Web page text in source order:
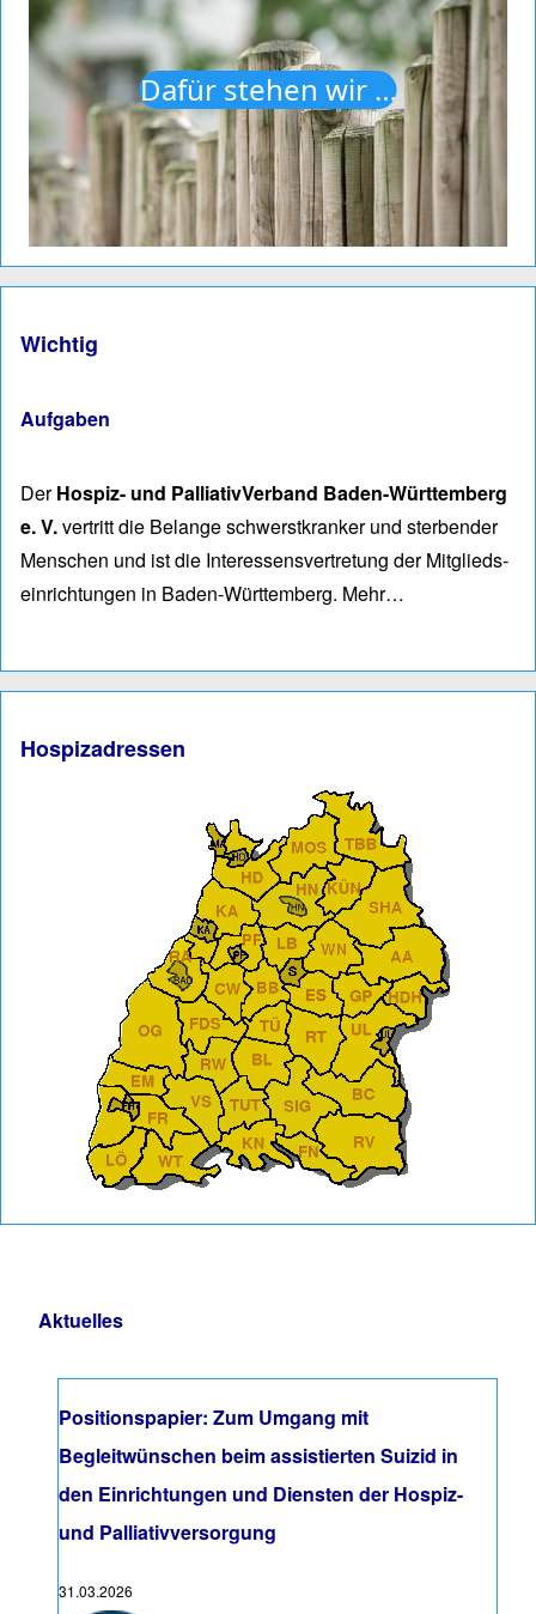
Dafür stehen wir …
Wichtig
Aufgaben
DerHospiz- und PalliativVerband Baden-Württemberg
e. V.vertritt die Belan­ge schwerst­kranker und ster­ben­der
Men­schen und ist die Interessens­vertre­tung der Mitglieds­
einrich­tungen in Baden-Würt­tem­berg. Mehr…
Hospizadressen
Aktuelles
Positionspapier: Zum Umgang mit
Begleitwünschen beim assistierten Suizid in
den Einrichtungen und Diensten der Hospiz-
und Palliativversorgung
31.03.2026